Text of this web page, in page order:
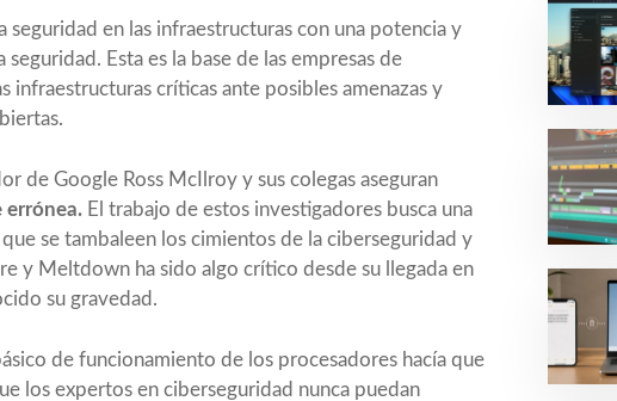
seguridad en las infraestructuras con una potencia y
Esta es la base de las empresas de
infraestructuras críticas ante posibles amenazas y
de Google Ross McIlroy y sus colegas aseguran
errónea. El trabajo de estos investigadores busca una
se tambaleen los cimientos de la ciberseguridad y
y Meltdown ha sido algo crítico desde su llegada en
su gravedad.
de funcionamiento de los procesadores hacía que
los expertos en ciberseguridad nunca puedan